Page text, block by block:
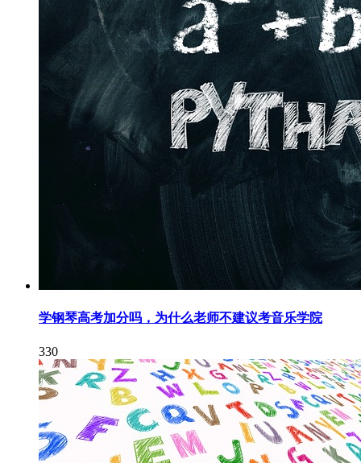
学钢琴高考加分吗，为什么老师不建议考音乐学院
330